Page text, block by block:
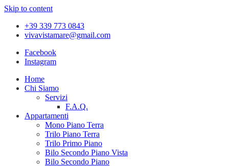
Skip to content
+39 339 773 0843
vivavistamare@gmail.com
Facebook
Instagram
Home
Chi Siamo
Servizi
F.A.Q.
Appartamenti
Mono Piano Terra
Trilo Piano Terra
Trilo Primo Piano
Bilo Secondo Piano Vista
Bilo Secondo Piano